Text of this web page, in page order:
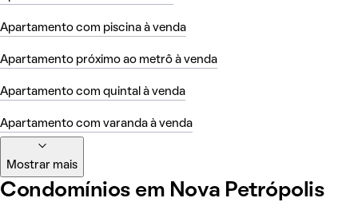
Apartamento com piscina à venda
Apartamento próximo ao metrô à venda
Apartamento com quintal à venda
Apartamento com varanda à venda
Mostrar mais
Condomínios em Nova Petrópolis